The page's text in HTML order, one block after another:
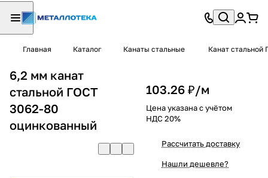
Главная Каталог Канаты стальные Канат
6,2 мм канат
стальной ГОСТ
3062-80
оцинкованный
103.26 ₽/м
Цена указана с учётом
НДС 20%
Рассчитать доставку
Нашли дешевле?